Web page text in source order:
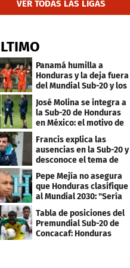
VER TODAS LAS LIGAS
Panamá humilla a
Honduras y la deja fuera
del Mundial Sub-20 y los
Juegos Olímpicos
José Molina se integra a
la Sub-20 de Honduras
en México: el motivo de
su viaje
Francis explica las
ausencias en la Sub-20 y
desconoce el tema de
los tiktokers
Pepe Mejía no asegura
que Honduras clasifique
al Mundial 2030: "Sería
mentir"
Tabla de posiciones del
Premundial Sub-20 de
Concacaf: Honduras